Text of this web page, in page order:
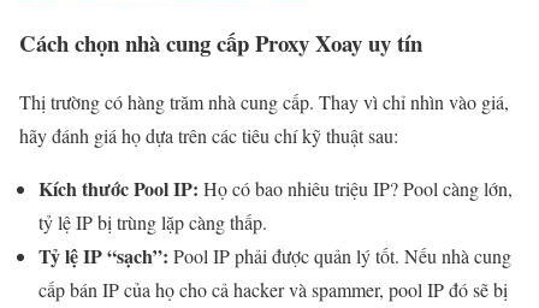
Cách chọn nhà cung cấp Proxy Xoay uy tín
Thị trường có hàng trăm nhà cung cấp. Thay vì chỉ nhìn vào giá,
hãy đánh giá họ dựa trên các tiêu chí kỹ thuật sau:
Kích thước Pool IP: Họ có bao nhiêu triệu IP? Pool càng lớn,
tỷ lệ IP bị trùng lặp càng thấp.
Tỷ lệ IP “sạch”: Pool IP phải được quản lý tốt. Nếu nhà cung
cấp bán IP của họ cho cả hacker và spammer, pool IP đó sẽ bị